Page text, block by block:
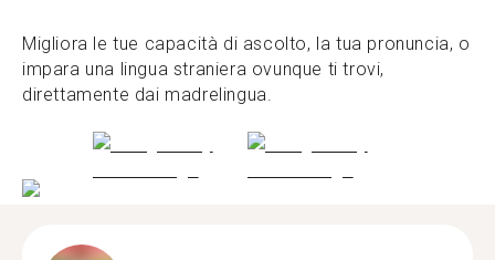
Migliora le tue capacità di ascolto, la tua pronuncia, o
impara una lingua straniera ovunque ti trovi,
direttamente dai madrelingua.